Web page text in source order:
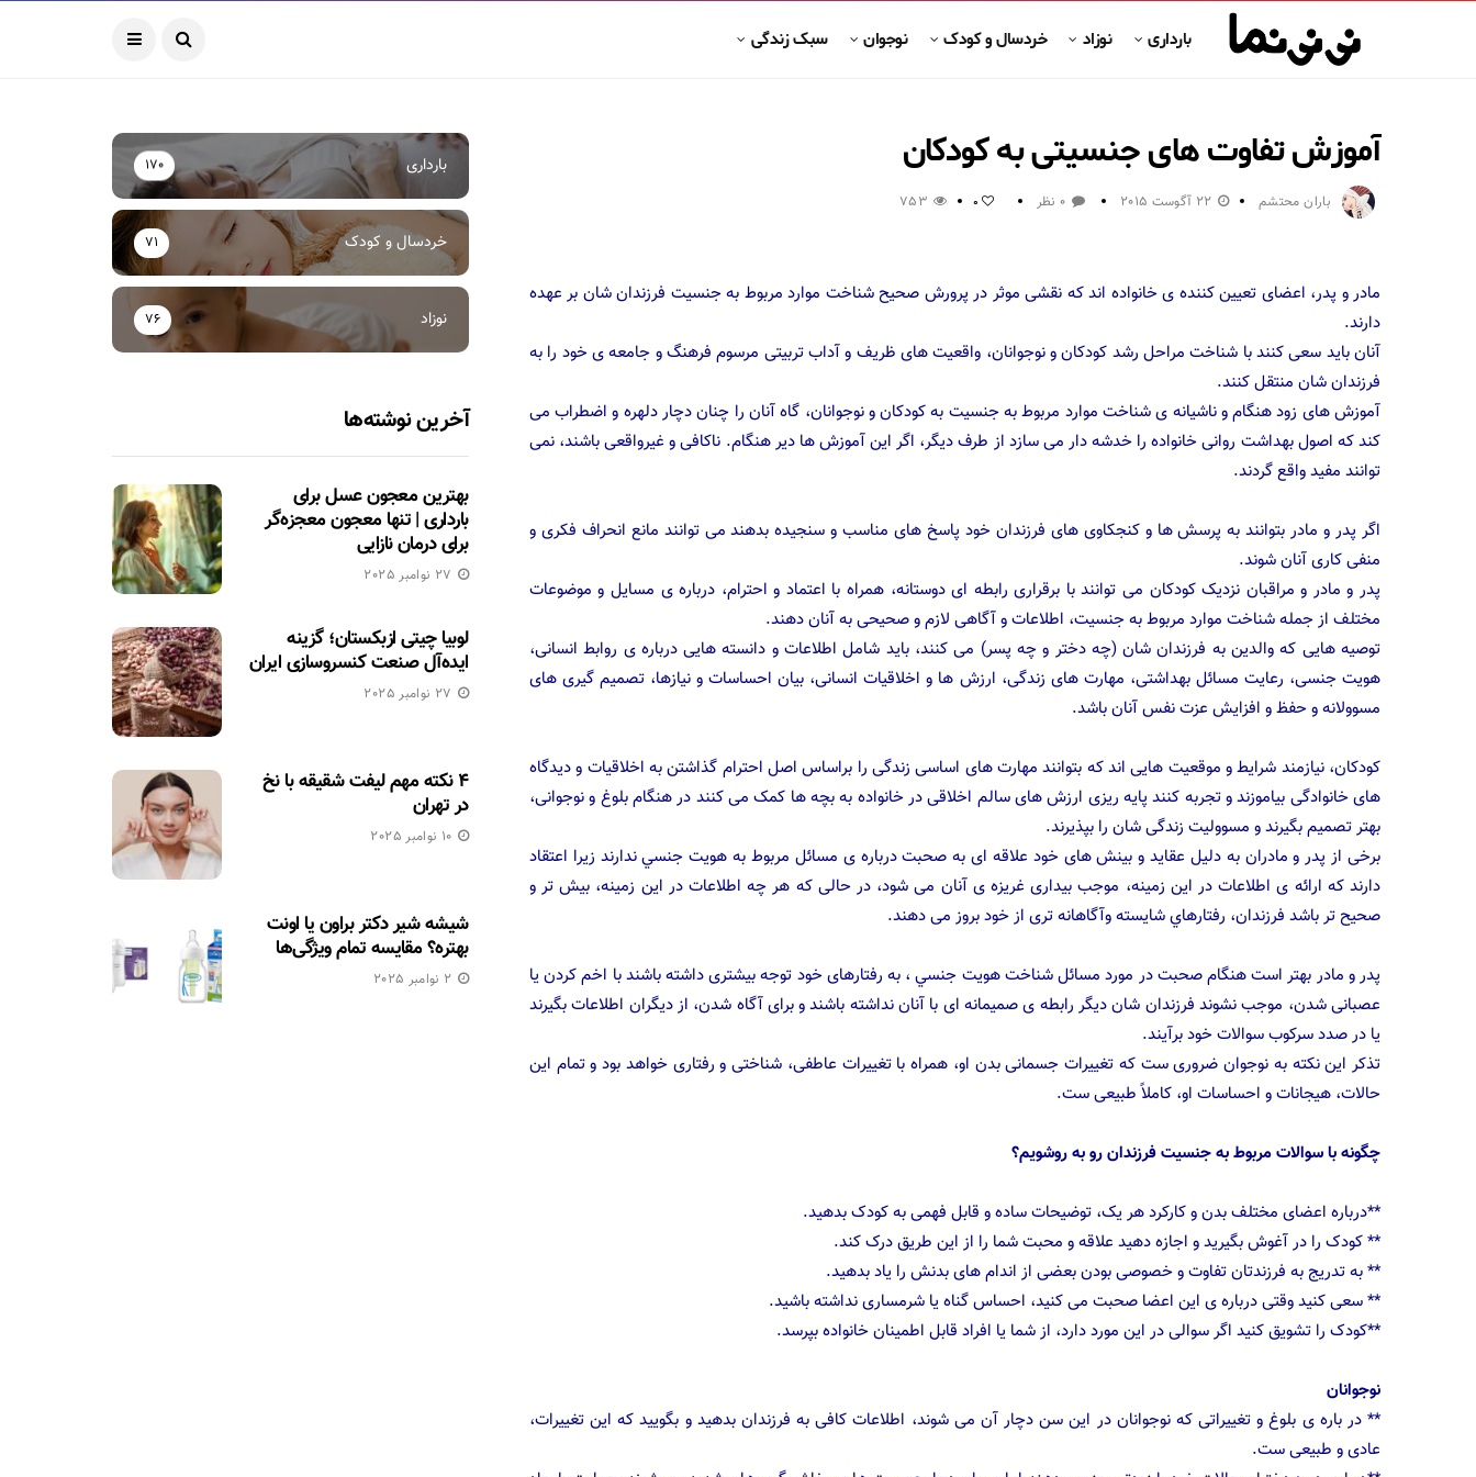
بارداری نوزاد خردسال و کودک نوجوان سبک زندگی
آموزش تفاوت های جنسیتی به کودکان
باران محتشم 22 آگوست 2015 0 نظر 0
753
مادر و پدر، اعضای تعیین کننده ی خانواده اند که نقشی موثر در پرورش صحیح شناخت موارد مربوط به جنسيت فرزندان شان بر عهده
دارند.
آنان باید سعی کنند با شناخت مراحل رشد کودکان و نوجوانان، واقعیت های ظریف و آداب تربیتی مرسوم فرهنگ و جامعه ی خود را به
فرزندان شان منتقل کنند.
آموزش های زود هنگام و ناشیانه ی شناخت موارد مربوط به جنسيت به کودکان و نوجوانان، گاه آنان را چنان دچار دلهره و اضطراب می
کند که اصول بهداشت روانی خانواده را خدشه دار می سازد از طرف دیگر، اگر این آموزش ها دیر هنگام. ناکافی و غیرواقعی باشند، نمی
توانند مفید واقع گردند.
اگر پدر و مادر بتوانند به پرسش ها و کنجکاوی های فرزندان خود پاسخ های مناسب و سنجیده بدهند می توانند مانع انحراف فکری و
منفی کاری آنان شوند.
پدر و مادر و مراقبان نزدیک کودکان می توانند با برقراری رابطه ای دوستانه، همراه با اعتماد و احترام، درباره ی مسایل و موضوعات
مختلف از جمله شناخت موارد مربوط به جنسيت، اطلاعات و آگاهی لازم و صحیحی به آنان دهند.
توصیه هایی که والدین به فرزندان شان (چه دختر و چه پسر) می کنند، باید شامل اطلاعات و دانسته هایی درباره ی روابط انسانی،
هویت جنسی، رعایت مسائل بهداشتی، مهارت های زندگی، ارزش ها و اخلاقیات انسانی، بیان احساسات و نیازها، تصمیم گیری های
مسوولانه و حفظ و افزایش عزت نفس آنان باشد.
کودکان، نیازمند شرایط و موقعیت هایی اند که بتوانند مهارت های اساسی زندگی را براساس اصل احترام گذاشتن به اخلاقیات و دیدگاه
های خانوادگی بیاموزند و تجربه کنند پایه ریزی ارزش های سالم اخلاقی در خانواده به بچه ها کمک می کنند در هنگام بلوغ و نوجوانی،
بهتر تصمیم بگیرند و مسوولیت زندگی شان را بپذیرند.
برخی از پدر و مادران به دلیل عقاید و بینش های خود علاقه ای به صحبت درباره ی مسائل مربوط به هويت جنسي ندارند زیرا اعتقاد
دارند که ارائه ی اطلاعات در این زمینه، موجب بیداری غریزه ی آنان می شود، در حالی که هر چه اطلاعات در این زمینه، بیش تر و
صحیح تر باشد فرزندان، رفتارهاي شايسته وآگاهانه تری از خود بروز می دهند.
پدر و مادر بهتر است هنگام صحبت در مورد مسائل شناخت هويت جنسي ، به رفتارهای خود توجه بیشتری داشته باشند با اخم کردن یا
عصبانی شدن، موجب نشوند فرزندان شان دیگر رابطه ی صمیمانه ای با آنان نداشته باشند و برای آگاه شدن، از دیگران اطلاعات بگیرند
یا در صدد سرکوب سوالات خود برآیند.
تذکر این نکته به نوجوان ضروری ست که تغییرات جسمانی بدن او، همراه با تغییرات عاطفی، شناختی و رفتاری خواهد بود و تمام این
حالات، هیجانات و احساسات او، کاملاً طبیعی ست.
چگونه با سوالات مربوط به جنسيت فرزندان رو به روشویم؟
**درباره اعضای مختلف بدن و کارکرد هر یک، توضیحات ساده و قابل فهمی به کودک بدهید.
** کودک را در آغوش بگیرید و اجازه دهید علاقه و محبت شما را از این طریق درک کند.
** به تدریج به فرزندتان تفاوت و خصوصی بودن بعضی از اندام های بدنش را یاد بدهید.
** سعی کنید وقتی درباره ی این اعضا صحبت می کنید، احساس گناه یا شرمساری نداشته باشید.
**کودک را تشویق کنید اگر سوالی در این مورد دارد، از شما یا افراد قابل اطمینان خانواده بپرسد.
نوجوانان
** در باره ی بلوغ و تغییراتی که نوجوانان در این سن دچار آن می شوند، اطلاعات کافی به فرزندان بدهید و بگویید که این تغییرات،
عادی و طبیعی ست.
بارداری 170
خردسال و کودک 71
نوزاد 76
آخرین نوشته‌ها
بهترین معجون عسل برای
بارداری | تنها معجون معجزه‌گر
برای درمان نازایی
27 نوامبر 2025
لوبیا چیتی ازبکستان؛ گزینه
ایده‌آل صنعت کنسروسازی ایران
27 نوامبر 2025
۴ نکته مهم لیفت شقیقه با نخ
در تهران
10 نوامبر 2025
شیشه شیر دکتر براون یا اونت
بهتره؟ مقایسه تمام ویژگی‌ها
2 نوامبر 2025